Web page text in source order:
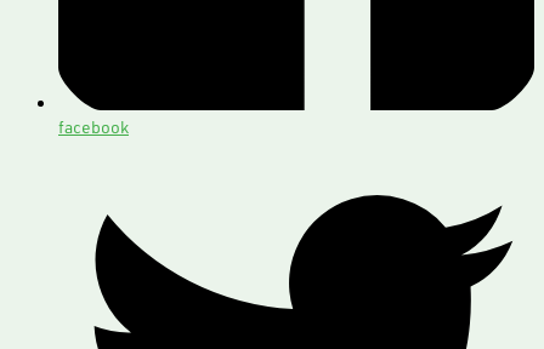
facebook